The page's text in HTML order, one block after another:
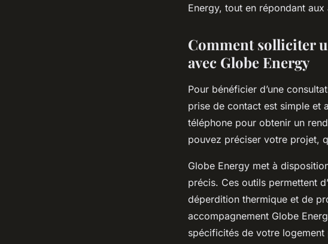
Energy, tout en répondant
Comment solliciter
avec Globe Energy
Pour bénéficier d’une
prise de contact est simple et
téléphone pour obtenir un
pouvez préciser votre projet,
Globe Energy met à
précis. Ces outils permettent
déperdition thermique et de
accompagnement Globe
spécificités de votre logement